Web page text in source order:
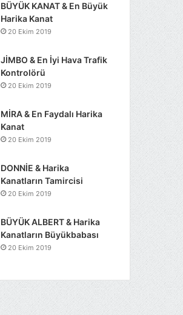
BÜYÜK KANAT & En Büyük
Harika Kanat
20 Ekim 2019
JİMBO & En İyi Hava Trafik
Kontrolörü
20 Ekim 2019
MİRA & En Faydalı Harika
Kanat
20 Ekim 2019
DONNİE & Harika
Kanatların Tamircisi
20 Ekim 2019
BÜYÜK ALBERT & Harika
Kanatların Büyükbabası
20 Ekim 2019